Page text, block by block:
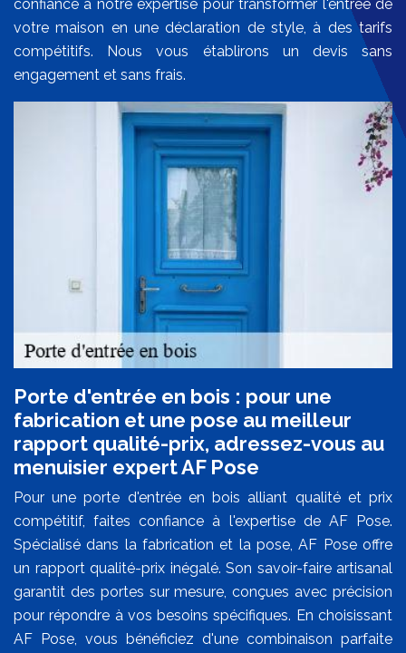
confiance à notre expertise pour transformer l'entrée de
votre maison en une déclaration de style, à des tarifs
compétitifs. Nous vous établirons un devis sans
engagement et sans frais.
Porte d'entrée en bois : pour une
fabrication et une pose au meilleur
rapport qualité-prix, adressez-vous au
menuisier expert AF Pose
Pour une porte d'entrée en bois alliant qualité et prix
compétitif, faites confiance à l'expertise de AF Pose.
Spécialisé dans la fabrication et la pose, AF Pose offre
un rapport qualité-prix inégalé. Son savoir-faire artisanal
garantit des portes sur mesure, conçues avec précision
pour répondre à vos besoins spécifiques. En choisissant
AF Pose, vous bénéficiez d'une combinaison parfaite